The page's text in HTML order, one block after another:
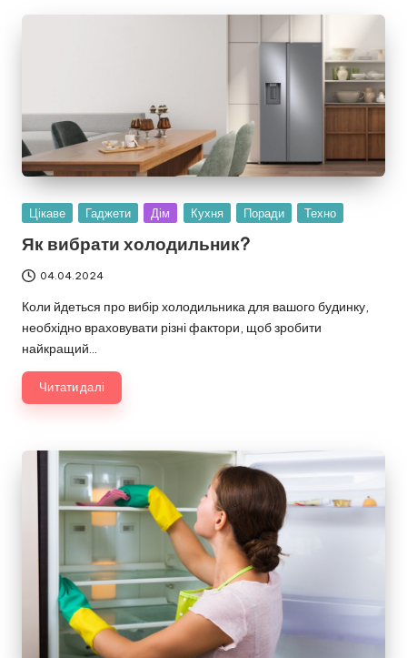
Опубліковано
Цікаве Гаджети Дім Кухня Поради Техно
Як вибрати холодильник?
04.04.2024
Коли йдеться про вибір холодильника для вашого будинку,
необхідно враховувати різні фактори, щоб зробити
найкращий…
Читати далі